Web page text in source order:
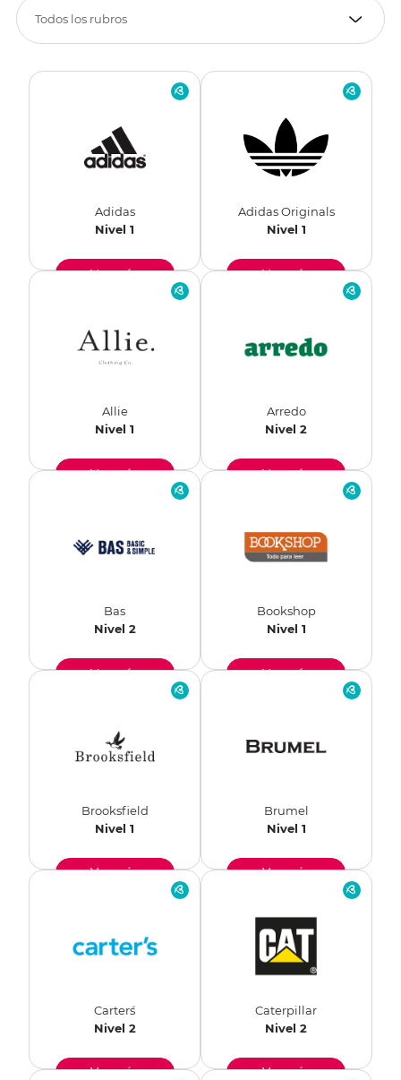
Adidas
Nivel 1
Ver más
Adidas Originals
Nivel 1
Ver más
Allie
Nivel 1
Ver más
Arredo
Nivel 2
Ver más
Bas
Nivel 2
Ver más
Bookshop
Nivel 1
Ver más
Brooksfield
Nivel 1
Ver más
Brumel
Nivel 1
Ver más
Carter´s
Nivel 2
Ver más
Caterpillar
Nivel 2
Ver más